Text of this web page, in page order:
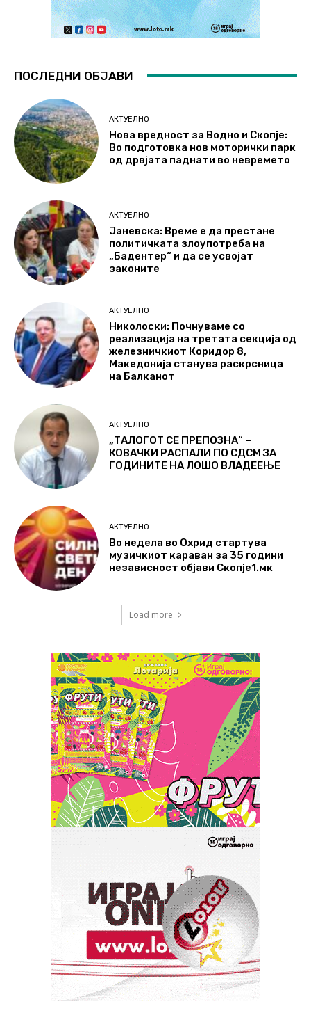
ПОСЛЕДНИ ОБЈАВИ
АКТУЕЛНО
Нова вредност за Водно и Скопје:
Во подготовка нов моторички парк
од дрвјата паднати во невремето
АКТУЕЛНО
Јаневска: Време е да престане
политичката злоупотреба на
„Бадентер“ и да се усвојат
законите
АКТУЕЛНО
Николоски: Почнуваме со
реализација на третата секција од
железничкиот Коридор 8,
Македонија станува раскрсница
на Балканот
АКТУЕЛНО
„ТАЛОГОТ СЕ ПРЕПОЗНА“ –
КОВАЧКИ РАСПАЛИ ПО СДСМ ЗА
ГОДИНИТЕ НА ЛОШО ВЛАДЕЕЊЕ
АКТУЕЛНО
Во недела во Охрид стартува
музичкиот караван за 35 години
независност објави Скопје1.мк
Load more